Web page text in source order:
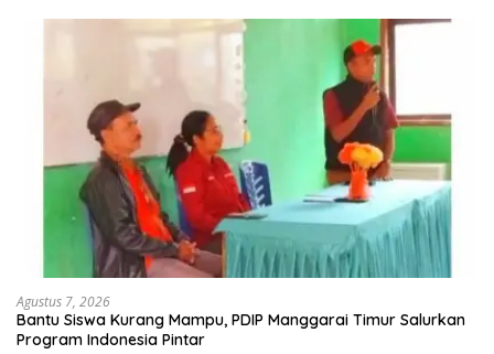
Agustus 7, 2026
Bantu Siswa Kurang Mampu, PDIP Manggarai Timur Salurkan
Program Indonesia Pintar